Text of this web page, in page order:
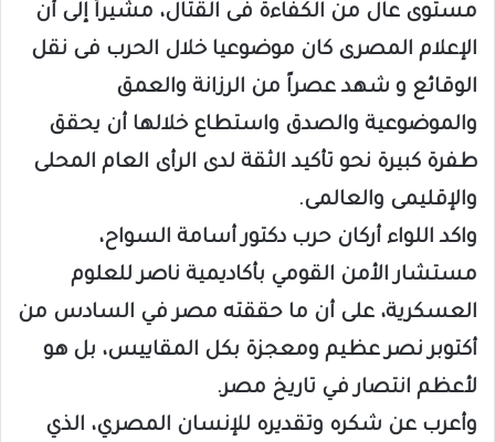
مستوى عال من الكفاءة فى القتال، مشيراً إلى أن
الإعلام المصرى كان موضوعيا خلال الحرب فى نقل
الوقائع و شهد عصراً من الرزانة والعمق
والموضوعية والصدق واستطاع خلالها أن يحقق
طفرة كبيرة نحو تأكيد الثقة لدى الرأى العام المحلى
والإقليمى والعالمى.
واكد اللواء أركان حرب دكتور أسامة السواح،
مستشار الأمن القومي بأكاديمية ناصر للعلوم
العسكرية، على أن ما حققته مصر في السادس من
أكتوبر نصر عظيم ومعجزة بكل المقاييس، بل هو
لأعظم انتصار في تاريخ مصر.
وأعرب عن شكره وتقديره للإنسان المصري، الذي